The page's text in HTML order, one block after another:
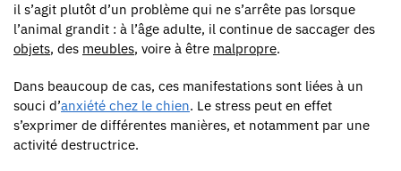
il s’agit plutôt d’un problème qui ne s’arrête pas lorsque
l’animal grandit : à l’âge adulte, il continue de saccager des
objets, des meubles, voire à être malpropre.
Dans beaucoup de cas, ces manifestations sont liées à un
souci d’anxiété chez le chien. Le stress peut en effet
s’exprimer de différentes manières, et notamment par une
activité destructrice.